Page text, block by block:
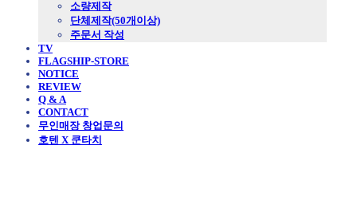
소량제작
단체제작(50개이상)
주문서 작성
TV
FLAGSHIP-STORE
NOTICE
REVIEW
Q & A
CONTACT
무인매장 창업문의
호텐 X 쿤타치